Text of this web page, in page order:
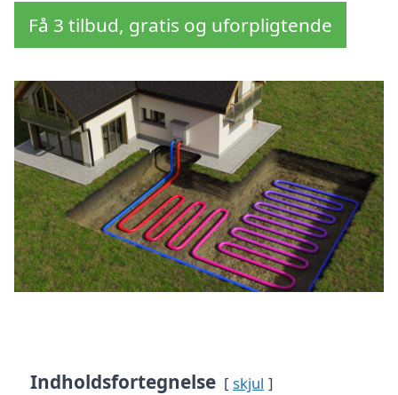
Få 3 tilbud, gratis og uforpligtende
Indholdsfortegnelse skjul